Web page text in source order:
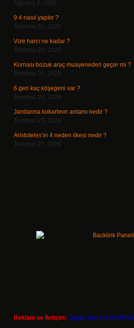
Ağustos 3, 2026
9 4 nasıl yapılır ?
Temmuz 30, 2026
Vize harcı ne kadar ?
Temmuz 29, 2026
Kornası bozuk araç muayeneden geçer mi ?
Temmuz 25, 2026
6 gen kaç köşegeni var ?
Temmuz 24, 2026
Jandarma kokartının anlamı nedir ?
Temmuz 23, 2026
Aristoteles’in 4 neden ilkesi nedir ?
Temmuz 21, 2026
Reklam ve İletişim: Skype: